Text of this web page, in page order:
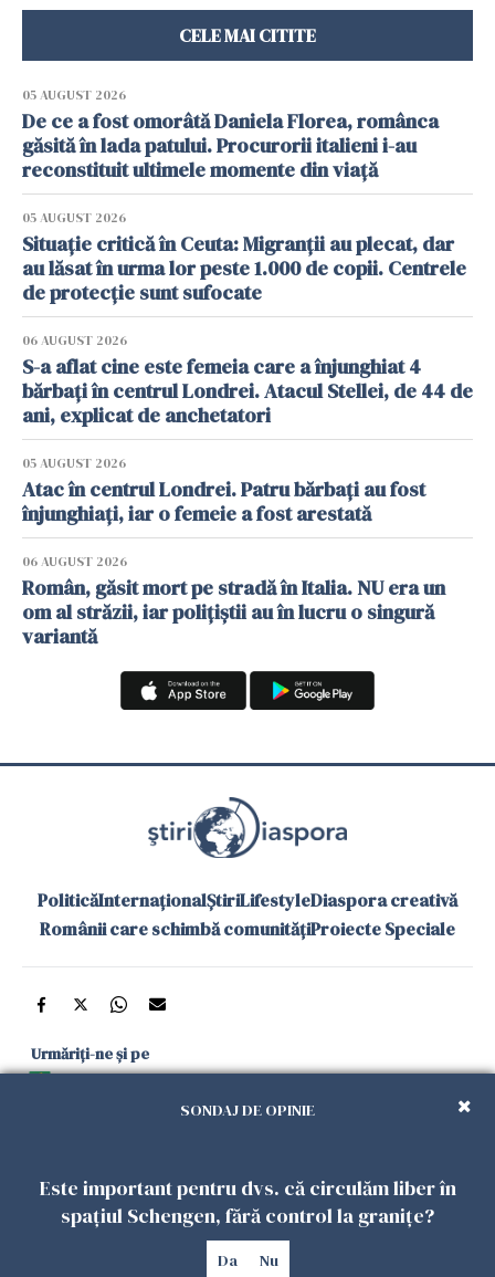
CELE MAI CITITE
05 AUGUST 2026
De ce a fost omorâtă Daniela Florea, românca
găsită în lada patului. Procurorii italieni i-au
reconstituit ultimele momente din viață
05 AUGUST 2026
Situație critică în Ceuta: Migranții au plecat, dar
au lăsat în urma lor peste 1.000 de copii. Centrele
de protecție sunt sufocate
06 AUGUST 2026
S-a aflat cine este femeia care a înjunghiat 4
bărbați în centrul Londrei. Atacul Stellei, de 44 de
ani, explicat de anchetatori
05 AUGUST 2026
Atac în centrul Londrei. Patru bărbați au fost
înjunghiați, iar o femeie a fost arestată
06 AUGUST 2026
Român, găsit mort pe stradă în Italia. NU era un
om al străzii, iar polițiștii au în lucru o singură
variantă
PoliticăInternaționalȘtiriLifestyleDiaspora creativă
Românii care schimbă comunitățiProiecte Speciale
Urmăriți-ne și pe
și în aplicațiile mobile
Politica de
confidențialitate
Politica
Gestionați
preferințele
Contact
Declarație de
accesibilitate
SONDAJ DE OPINIE
Este important pentru dvs. că circulăm liber în
spațiul Schengen, fără control la granițe?
Da Nu